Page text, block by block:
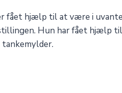
fået hjælp til at være i
Hun har fået hjælp